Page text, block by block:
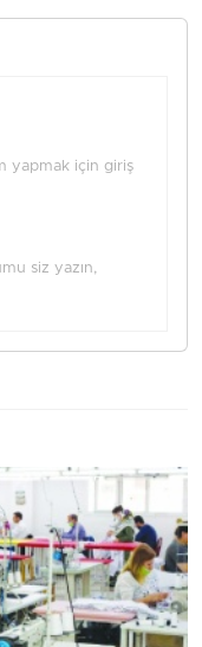
yapmak için giriş
siz yazın,